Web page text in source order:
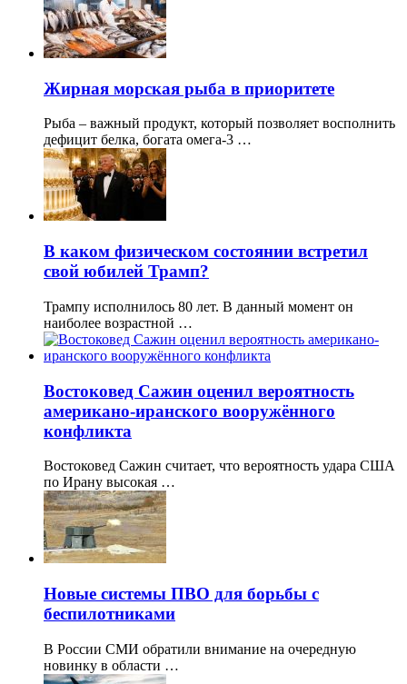
Жирная морская рыба в приоритете
Рыба – важный продукт, который позволяет восполнить
дефицит белка, богата омега-3 …
В каком физическом состоянии встретил
свой юбилей Трамп?
Трампу исполнилось 80 лет. В данный момент он
наиболее возрастной …
Востоковед Сажин оценил вероятность
американо-иранского вооружённого
конфликта
Востоковед Сажин считает, что вероятность удара США
по Ирану высокая …
Новые системы ПВО для борьбы с
беспилотниками
В России СМИ обратили внимание на очередную
новинку в области …